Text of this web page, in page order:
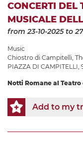
CONCERTI DEL
MUSICALE
from 23-10-2025to
Music
Chiostro di Campitelli,
PIAZZA DI CAMPITELLI,
Notti Romane al Teatro
Add to my